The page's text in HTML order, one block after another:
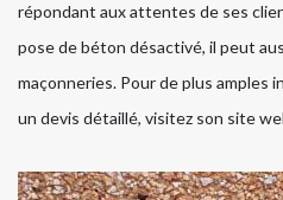
répondant aux attentes de ses
pose de béton désactivé, il peut
maçonneries. Pour de plus amples
un devis détaillé, visitez son site